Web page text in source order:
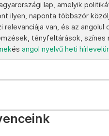
lap, amelyik
ilyen, naponta többször
relevanciája van, és az
tényfeltárások, színes
és angol nyelvű heti